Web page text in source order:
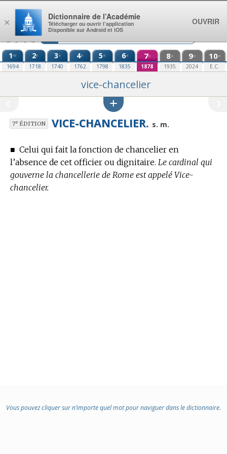
Aller au contenu
1re
1694
2e
1718
3e
1740
4e
1762
5e
1798
6e
1835
7e
1878
8e
1935
9e
2024
10e
E.C.
vice-chancelier
7eÉDITION VICE-CHANCELIER. s. m.
■ Celui qui fait la fonction de chancelier en
l’absence de cet officier ou dignitaire. Le cardinal qui
gouverne la chancellerie de Rome est appelé Vice-
chancelier.
Vous pouvez cliquer sur n’importe quel mot pour naviguer dans le dictionnaire.
×
Dictionnaire de l’Académie
Télécharger ou ouvrir l’application
Disponible sur Android et iOS
OUVRIR